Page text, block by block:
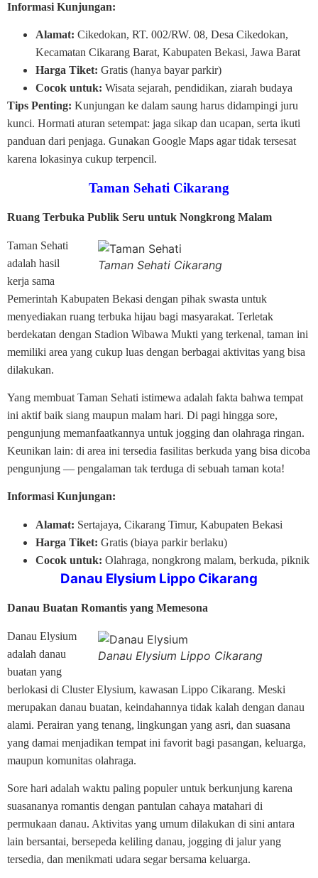
Informasi Kunjungan:
Alamat: Cikedokan, RT. 002/RW. 08, Desa Cikedokan,
Kecamatan Cikarang Barat, Kabupaten Bekasi, Jawa Barat
Harga Tiket: Gratis (hanya bayar parkir)
Cocok untuk: Wisata sejarah, pendidikan, ziarah budaya
Tips Penting: Kunjungan ke dalam saung harus didampingi juru
kunci. Hormati aturan setempat: jaga sikap dan ucapan, serta ikuti
panduan dari penjaga. Gunakan Google Maps agar tidak tersesat
karena lokasinya cukup terpencil.
Taman Sehati Cikarang
Ruang Terbuka Publik Seru untuk Nongkrong Malam
Taman Sehati Cikarang
Taman Sehati
adalah hasil
kerja sama
Pemerintah Kabupaten Bekasi dengan pihak swasta untuk
menyediakan ruang terbuka hijau bagi masyarakat. Terletak
berdekatan dengan Stadion Wibawa Mukti yang terkenal, taman ini
memiliki area yang cukup luas dengan berbagai aktivitas yang bisa
dilakukan.
Yang membuat Taman Sehati istimewa adalah fakta bahwa tempat
ini aktif baik siang maupun malam hari. Di pagi hingga sore,
pengunjung memanfaatkannya untuk jogging dan olahraga ringan.
Keunikan lain: di area ini tersedia fasilitas berkuda yang bisa dicoba
pengunjung — pengalaman tak terduga di sebuah taman kota!
Informasi Kunjungan:
Alamat: Sertajaya, Cikarang Timur, Kabupaten Bekasi
Harga Tiket: Gratis (biaya parkir berlaku)
Cocok untuk: Olahraga, nongkrong malam, berkuda, piknik
Danau Elysium Lippo Cikarang
Danau Buatan Romantis yang Memesona
Danau Elysium Lippo Cikarang
Danau Elysium
adalah danau
buatan yang
berlokasi di Cluster Elysium, kawasan Lippo Cikarang. Meski
merupakan danau buatan, keindahannya tidak kalah dengan danau
alami. Perairan yang tenang, lingkungan yang asri, dan suasana
yang damai menjadikan tempat ini favorit bagi pasangan, keluarga,
maupun komunitas olahraga.
Sore hari adalah waktu paling populer untuk berkunjung karena
suasananya romantis dengan pantulan cahaya matahari di
permukaan danau. Aktivitas yang umum dilakukan di sini antara
lain bersantai, bersepeda keliling danau, jogging di jalur yang
tersedia, dan menikmati udara segar bersama keluarga.